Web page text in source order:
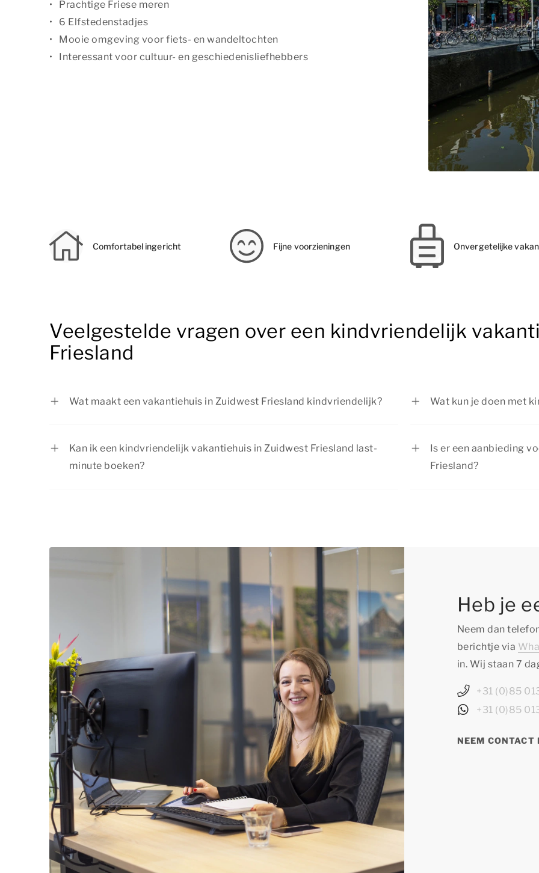
Prachtige Friese meren
6 Elfstedenstadjes
Mooie omgeving voor fiets- en wandeltochten
Interessant voor cultuur- en geschiedenisliefhebbers
Comfortabel ingericht Fijne voorzieningen Onvergetelijke
Veelgestelde vragen over een kindvriendelijk
Friesland
Wat maakt een vakantiehuis in Zuidwest Friesland kindvriendelijk?
Wat kun je doen met
Kan ik een kindvriendelijk vakantiehuis in Zuidwest Friesland last-
minute boeken?
Is er een aanbieding
Friesland?
Heb je
Neem dan
berichtje via
in. Wij staan 7
+31 (0)85
+31 (0)85
NEEM CONTACT